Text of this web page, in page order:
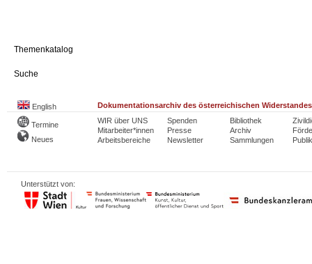
Themenkatalog
Suche
English Dokumentationsarchiv des österreichischen Widerstandes
Termine
Neues
WIR über UNS
Mitarbeiter*innen
Arbeitsbereiche
Spenden
Presse
Newsletter
Bibliothek
Archiv
Sammlungen
Unterstützt von: